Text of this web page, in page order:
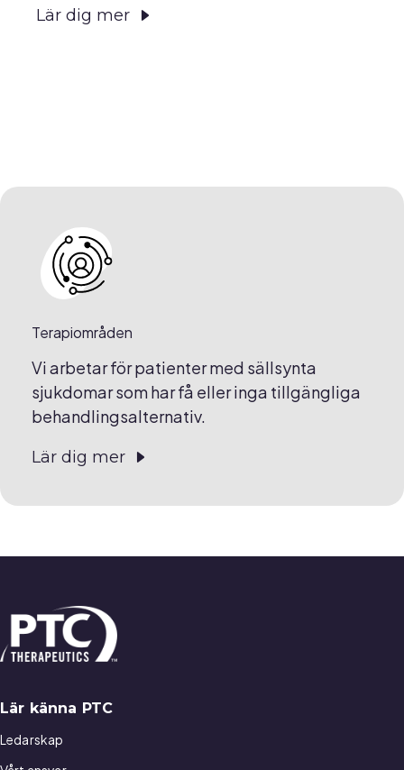
Lär dig mer
Terapiområden
Vi arbetar för patienter med sällsynta
sjukdomar som har få eller inga tillgängliga
behandlingsalternativ.
Lär dig mer
Lär känna PTC
Ledarskap